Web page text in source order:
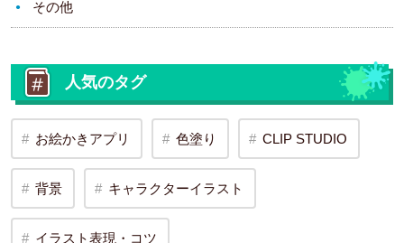
その他
人気のタグ
お絵かきアプリ 色塗り CLIP STUDIO
背景 キャラクターイラスト
イラスト表現・コツ